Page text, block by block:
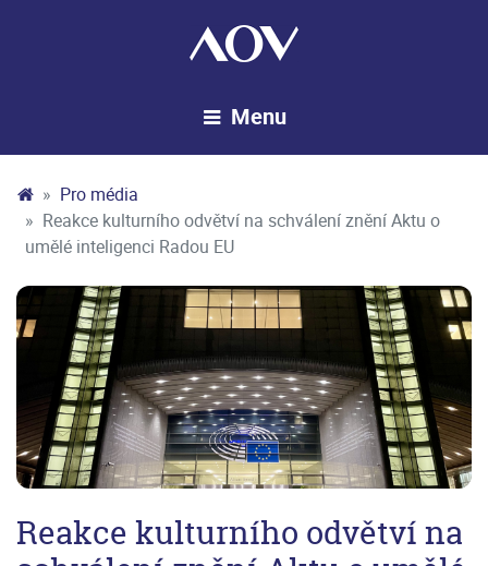
Pro média
Reakce kulturního odvětví na schválení znění Aktu o
umělé inteligenci Radou EU
Reakce kulturního odvětví na